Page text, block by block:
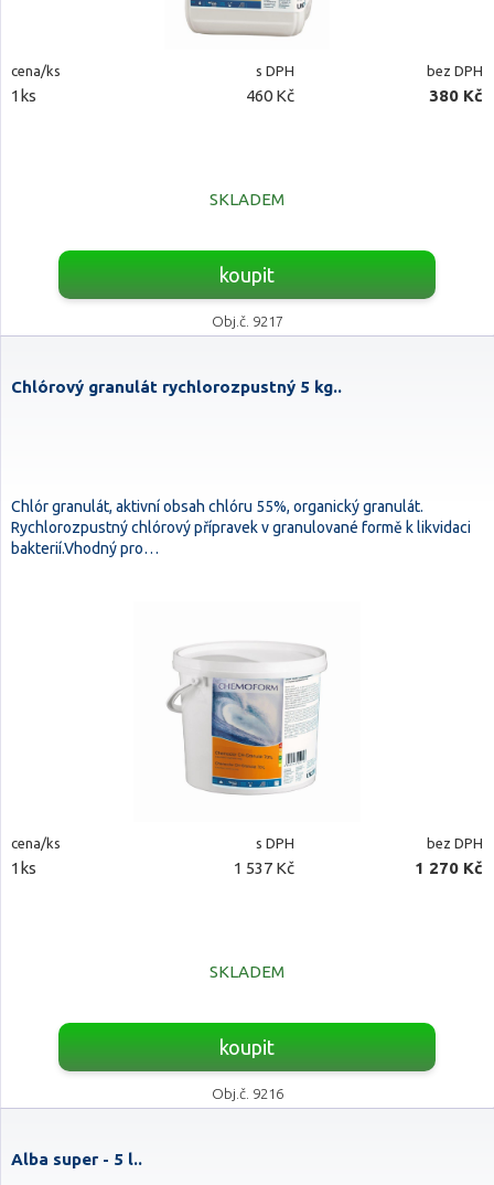
cena/ks s DPH bez DPH
1ks 460 Kč 380 Kč
SKLADEM
koupit
Obj.č. 9217
Chlórový granulát rychlorozpustný 5 kg..
Chlór granulát, aktivní obsah chlóru 55%, organický granulát.
Rychlorozpustný chlórový přípravek v granulované formě k likvidaci
bakterií.Vhodný pro…
cena/ks s DPH bez DPH
1ks 1 537 Kč 1 270 Kč
SKLADEM
koupit
Obj.č. 9216
Alba super - 5 l..